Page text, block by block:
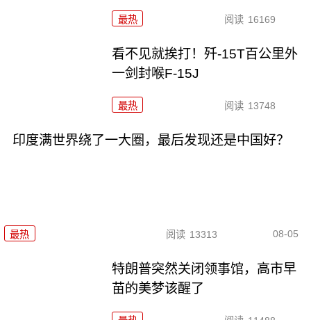
最热 阅读 16169
看不见就挨打！歼-15T百公里外
一剑封喉F-15J
最热 阅读 13748
印度满世界绕了一大圈，最后发现还是中国好？
最热 阅读 13313 08-05
特朗普突然关闭领事馆，高市早
苗的美梦该醒了